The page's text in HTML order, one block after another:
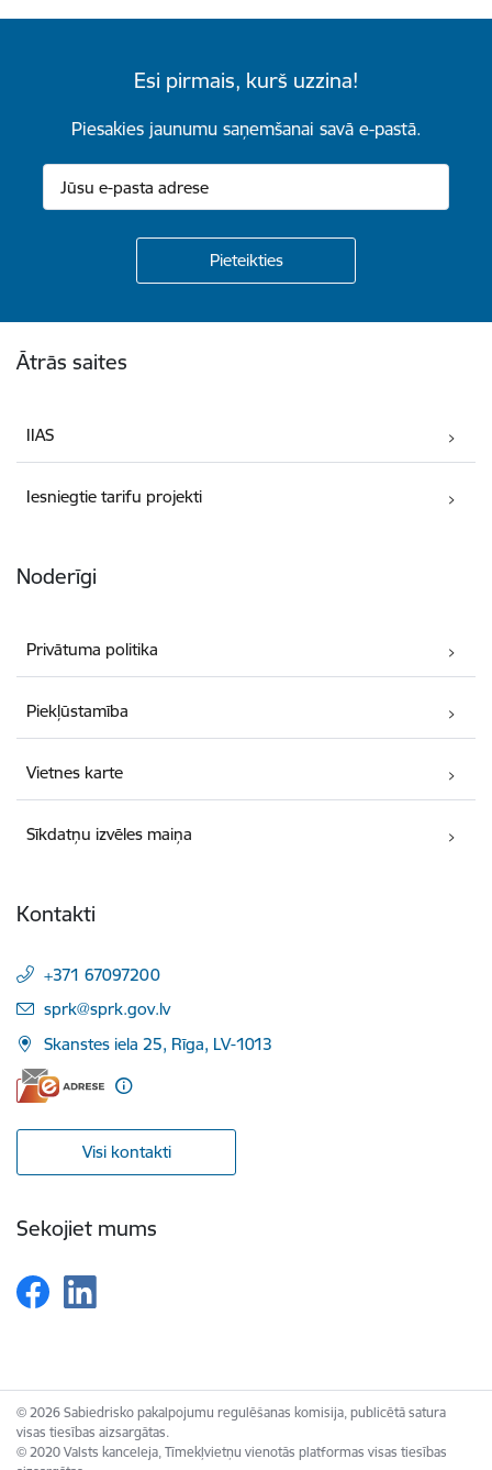
Esi pirmais, kurš uzzina!
Piesakies jaunumu saņemšanai savā e-pastā.
Ātrās saites
IIAS
Iesniegtie tarifu projekti
Noderīgi
Privātuma politika
Piekļūstamība
Vietnes karte
Sīkdatņu izvēles maiņa
Kontakti
+371 67097200
E-pasts:
sprk@sprk.gov.lv
Skanstes iela 25, Rīga, LV-1013
Visi kontakti
Sekojiet mums
© 2026 Sabiedrisko pakalpojumu regulēšanas komisija, publicētā satura
visas tiesības aizsargātas.
© 2020 Valsts kanceleja, Tīmekļvietņu vienotās platformas visas tiesības